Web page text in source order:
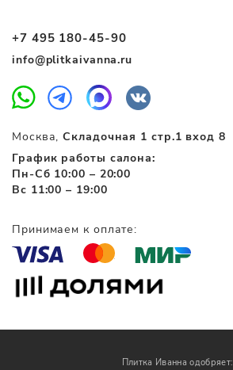
+7 495 180-45-90
info@plitkaivanna.ru
Москва,Складочная 1 стр.1 вход 8
График работы салона:
Пн-Сб 10:00 – 20:00
Вс 11:00 – 19:00
Принимаем к оплате:
Плитка Иванна одобряет: